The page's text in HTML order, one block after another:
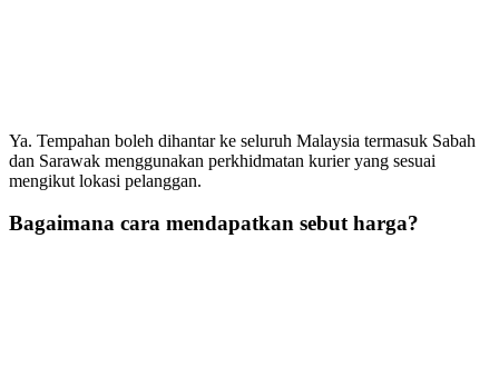
Ya. Tempahan boleh dihantar ke seluruh Malaysia termasuk Sabah
dan Sarawak menggunakan perkhidmatan kurier yang sesuai
mengikut lokasi pelanggan.
Bagaimana cara mendapatkan sebut harga?